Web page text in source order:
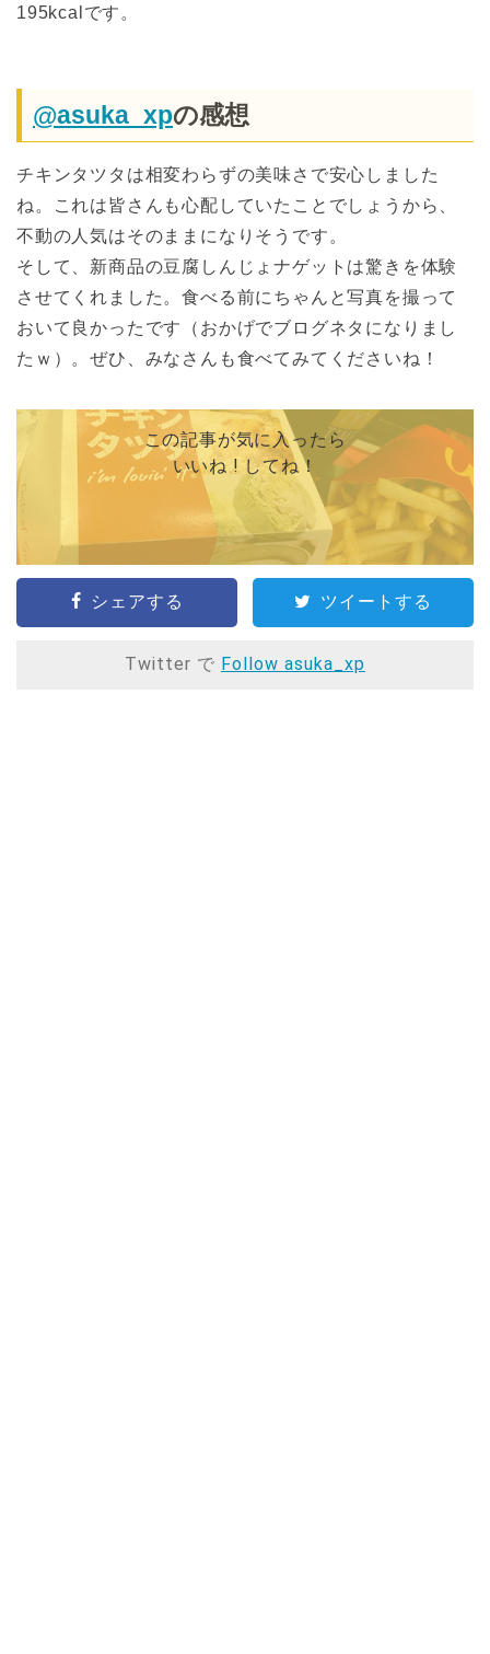
195kcalです。
@asuka_xpの感想
チキンタツタは相変わらずの美味さで安心しました
ね。これは皆さんも心配していたことでしょうから、
不動の人気はそのままになりそうです。
そして、新商品の豆腐しんじょナゲットは驚きを体験
させてくれました。食べる前にちゃんと写真を撮って
おいて良かったです（おかげでブログネタになりまし
たｗ）。ぜひ、みなさんも食べてみてくださいね！
この記事が気に入ったら
いいね ! してね！
シェアする ツイートする
Twitter で Follow asuka_xp